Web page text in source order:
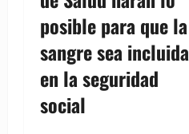
posible para que la
sangre sea incluida
en la seguridad
social